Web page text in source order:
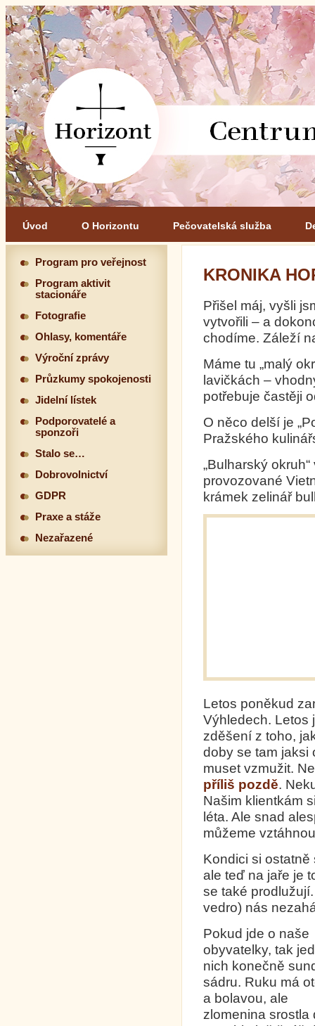
Úvod O Horizontu Pečovatelská služba
KRONIKA
Přišel máj, vyšli
vytvořili – a
chodíme. Záleží
Máme tu „malý
lavičkách –
potřebuje častěji
O něco delší je
Pražského
„Bulharský
provozované
krámek zelinář
Letos poněkud
Výhledech. Letos
zděšení z toho,
doby se tam jaksi
muset vzmužit.
příliš pozdě.
Našim klientkám
léta. Ale snad
můžeme
Kondici si
ale teď na jaře je
se také
vedro) nás
Pokud jde o naše
obyvatelky, tak
nich konečně
sádru. Ruku má
a bolavou, ale
zlomenina srostla
Program pro veřejnost
Program aktivit
stacionáře
Fotografie
Ohlasy, komentáře
Výroční zprávy
Průzkumy spokojenosti
Jidelní lístek
Podporovatelé a
sponzoři
Stalo se…
Dobrovolnictví
GDPR
Praxe a stáže
Nezařazené